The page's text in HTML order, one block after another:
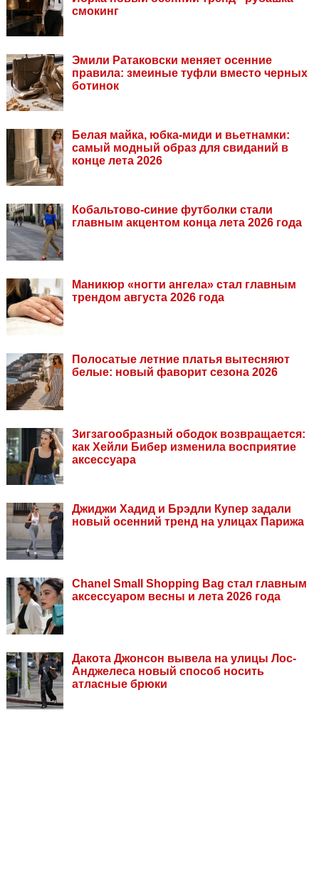
смокинг
Эмили Ратаковски меняет осенние
правила: змеиные туфли вместо черных
ботинок
Белая майка, юбка-миди и вьетнамки:
самый модный образ для свиданий в
конце лета 2026
Кобальтово-синие футболки стали
главным акцентом конца лета 2026 года
Маникюр «ногти ангела» стал главным
трендом августа 2026 года
Полосатые летние платья вытесняют
белые: новый фаворит сезона 2026
Зигзагообразный ободок возвращается:
как Хейли Бибер изменила восприятие
аксессуара
Джиджи Хадид и Брэдли Купер задали
новый осенний тренд на улицах Парижа
Chanel Small Shopping Bag стал главным
аксессуаром весны и лета 2026 года
Дакота Джонсон вывела на улицы Лос-
Анджелеса новый способ носить
атласные брюки